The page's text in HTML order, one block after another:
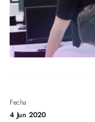
Fecha
4 Jun 2020